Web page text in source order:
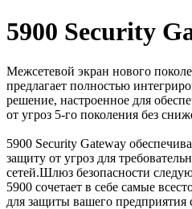
5900 Security
Межсетевой экран нового
предлагает полностью
решение, настроенное для
от угроз 5-го поколения без
5900 Security Gateway
защиту от угроз для
сетей.Шлюз безопасности
5900 сочетает в себе самые
для защиты вашего предприятия